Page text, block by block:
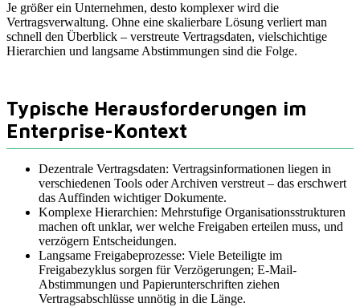
Je größer ein Unternehmen, desto komplexer wird die
Vertragsverwaltung. Ohne eine skalierbare Lösung verliert man
schnell den Überblick – verstreute Vertragsdaten, vielschichtige
Hierarchien und langsame Abstimmungen sind die Folge.
Typische Herausforderungen im
Enterprise-Kontext
Dezentrale Vertragsdaten: Vertragsinformationen liegen in
verschiedenen Tools oder Archiven verstreut – das erschwert
das Auffinden wichtiger Dokumente.
Komplexe Hierarchien: Mehrstufige Organisationsstrukturen
machen oft unklar, wer welche Freigaben erteilen muss, und
verzögern Entscheidungen.
Langsame Freigabeprozesse: Viele Beteiligte im
Freigabezyklus sorgen für Verzögerungen; E-Mail-
Abstimmungen und Papierunterschriften ziehen
Vertragsabschlüsse unnötig in die Länge.